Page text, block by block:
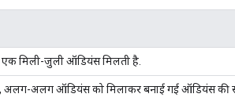
मिली-जुली ऑडियंस मिलती है.
अलग-अलग ऑडियंस को मिलाकर बनाई गई ऑडियंस की